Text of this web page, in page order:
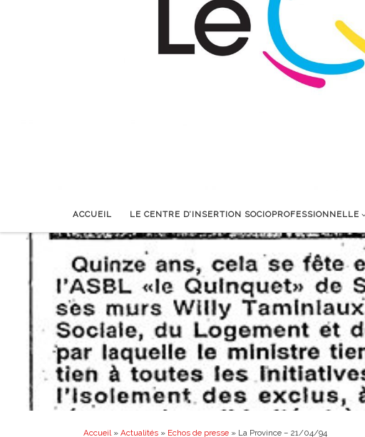
ACCUEIL LE CENTRE D’INSERTION SOCIOPROFESSIONNELLE
Accueil » Actualités » Echos de presse » La Province – 21/04/94